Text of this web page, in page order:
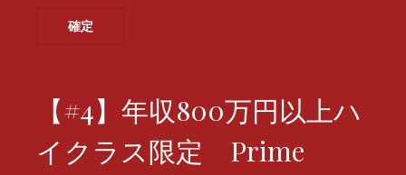
【#4】年収800万円以上ハ
イクラス限定 Prime